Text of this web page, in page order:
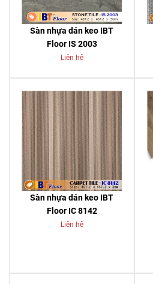
Sàn nhựa dán keo IBT
Floor IS 2003
Liên hệ
Sàn nhựa dán keo IBT
Floor IC 8142
Liên hệ